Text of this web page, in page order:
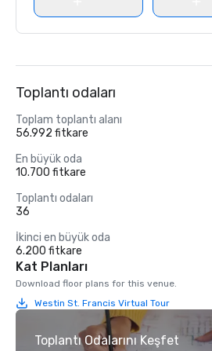
Toplantı odaları
Toplam toplantı alanı
56.992 fitkare
En büyük oda
10.700 fitkare
Toplantı odaları
36
İkinci en büyük oda
6.200 fitkare
Kat Planları
Download floor plans for this venue.
Westin St. Francis Virtual Tour
Toplantı Odalarını Keşfet